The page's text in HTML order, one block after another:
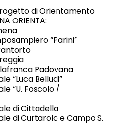
di Orientamento
ORIENTA:
“Parini”
Padovana
“Luca Belludi”
“U. Foscolo /
di Cittadella
di Curtarolo e Campo S.